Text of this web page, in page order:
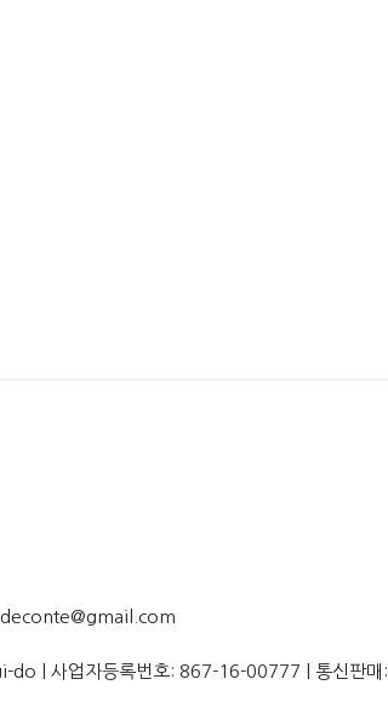
| 사업자등록번호: 867-16-00777 | 통신판매: